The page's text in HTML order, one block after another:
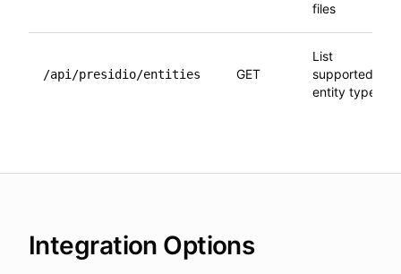
files
/api/presidio/entities GET
List
supported
entity types
Integration Options